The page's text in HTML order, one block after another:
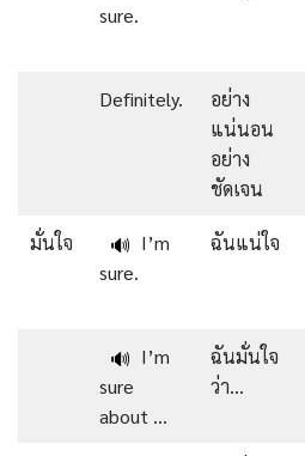
sure.
Definitely.
อย่าง
แน่นอน
อย่าง
ชัดเจน
มั่นใจ 🔊 I’m
sure.
ฉันแน่ใจ
🔊 I’m
sure
about …
ฉันมั่นใจ
ว่า…